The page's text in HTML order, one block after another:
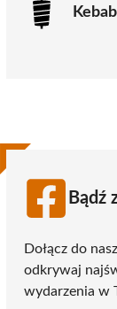
Kebab
Bądź
Dołącz do
odkrywaj
wydarzenia w